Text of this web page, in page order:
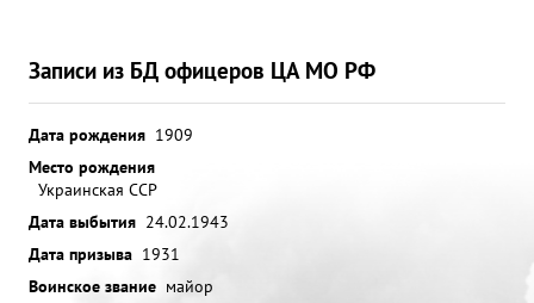
Записи из БД офицеров ЦА МО РФ
Дата рождения 1909
Место рождения
Украинская ССР
Дата выбытия 24.02.1943
Дата призыва 1931
Воинское звание майор